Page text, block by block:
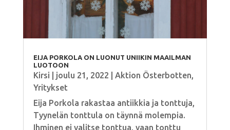
EIJA PORKOLA ON LUONUT UNIIKIN MAAILMAN
LUOTOON
Kirsi joulu 21, 2022 Aktion Österbotten
Yritykset
Eija Porkola rakastaa antiikkia ja tonttuja,
Tyynelän tonttula on täynnä molempia.
Ihminen ei valitse tonttua, vaan tonttu